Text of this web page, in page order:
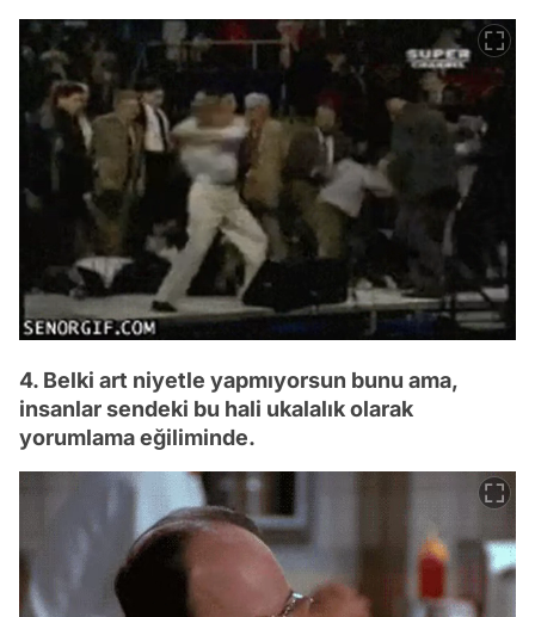
4. Belki art niyetle yapmıyorsun bunu ama,
insanlar sendeki bu hali ukalalık olarak
yorumlama eğiliminde.